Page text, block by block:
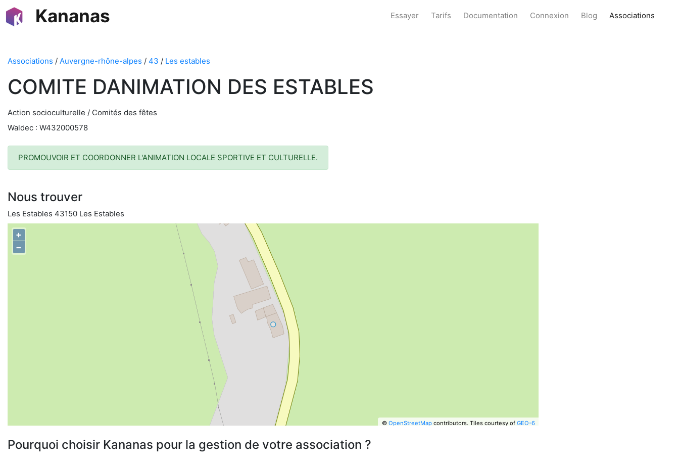
Kananas Essayer Tarifs Documentation Connexion Blog Associations
Associations / Auvergne-rhône-alpes / 43 / Les estables
COMITE DANIMATION DES ESTABLES
Action socioculturelle / Comités des fêtes
Waldec : W432000578
PROMOUVOIR ET COORDONNER L'ANIMATION LOCALE SPORTIVE ET CULTURELLE.
Nous trouver
Les Estables 43150 Les Estables
+
−
© OpenStreetMapcontributors. Tiles courtesy of GEO-6
Pourquoi choisir Kananas pour la gestion de votre association ?